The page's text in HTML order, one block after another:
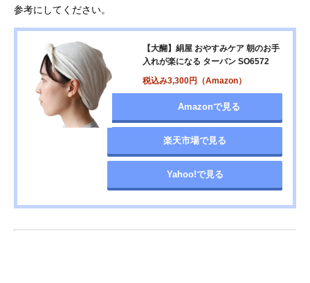
参考にしてください。
【大醐】絹屋 おやすみケア 朝のお手
入れが楽になる ターバン SO6572
税込み3,300円（Amazon）
Amazonで見る
楽天市場で見る
Yahoo!で見る